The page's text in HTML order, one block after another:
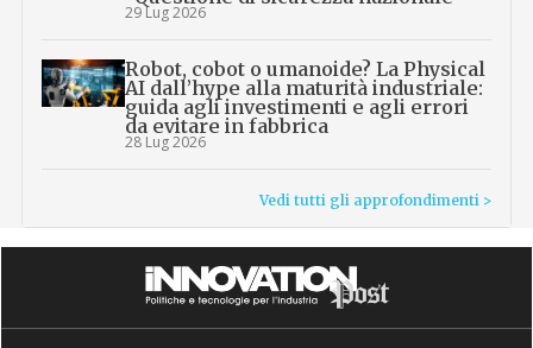
29 Lug 2026
Robot, cobot o umanoide? La Physical
AI dall’hype alla maturità industriale:
guida agli investimenti e agli errori
da evitare in fabbrica
28 Lug 2026
Vedi tutti gli approfondimenti >